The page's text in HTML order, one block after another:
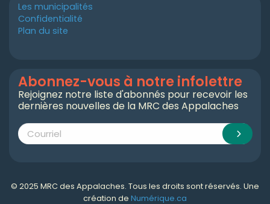
Les municipalités
Confidentialité
Plan du site
Abonnez-vous à notre infolettre
Rejoignez notre liste d'abonnés pour recevoir les
dernières nouvelles de la MRC des Appalaches
© 2025 MRC des Appalaches. Tous les droits sont réservés. Une
création de Numérique.ca